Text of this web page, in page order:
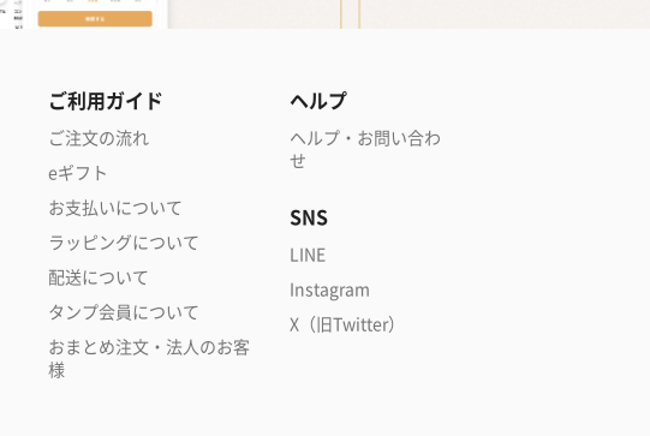
ご利用ガイド
ご注文の流れ
eギフト
お支払いについて
ラッピングについて
配送について
タンプ会員について
おまとめ注文・法人のお客
様
ヘルプ
ヘルプ・お問い合わ
せ
SNS
LINE
Instagram
X（旧Twitter）